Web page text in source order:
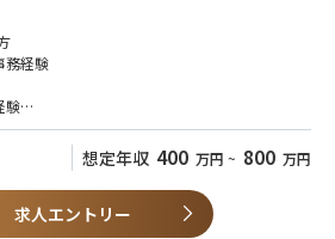
ン経験
部ベンダー、グループ会社、社内開発部門）
考力とコミュニケーションスキルを駆使し
に整理、解決していくプロセスを経験できる
早期ステップアップ
候補としての採用であり、組織が拡大フェーズ
ィングや戦略策定などのマネジメント経験を積
す。
あげるスタンスをお持ちの方
務経験
験
想定年収 400 万円 ~ 800 万円
求人エントリー